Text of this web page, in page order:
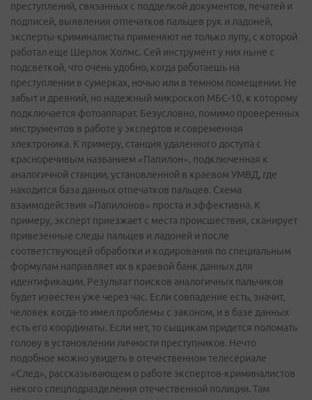
преступлений, связанных с подделкой документов, печатей и
подписей, выявления отпечатков пальцев рук и ладоней,
эксперты­-криминалисты применяют не только лупу, с которой
работал еще Шерлок Холмс. Сей инструмент у них ныне с
подсветкой, что очень удобно, когда работаешь на
преступлении в сумерках, ночью или в темном помещении. Не
забыт и древний, но надежный микроскоп МБС-10, к которому
подключается фотоаппарат. Безусловно, помимо проверенных
инструментов в работе у экспертов и современная
электроника. К примеру, станция удаленного доступа с
красноречивым названием «Папилон», подключенная к
аналогичной станции, установленной в краевом УМВД, где
находится база данных отпечатков пальцев. Схема
взаимодействия «Папилонов» проста и эффективна. К
примеру, эксперт приезжает с места происшествия, сканирует
привезенные следы пальцев и ладоней и после
соответствующей обработки и кодирования по специальным
формулам направляет их в краевой банк данных для
идентификации. Результат поисков аналогичных пальчиков
будет известен уже через час. Если совпадение есть, значит,
человек когда-­то имел проблемы с законом, и в базе данных
есть его координаты. Если нет, то сыщикам придется поломать
голову в установлении личности преступников. Нечто
подобное можно увидеть в отечественном телесериале
«След», рассказывающем о работе экспертов-криминалистов
некого спецподразделения отечественной полиции. Там